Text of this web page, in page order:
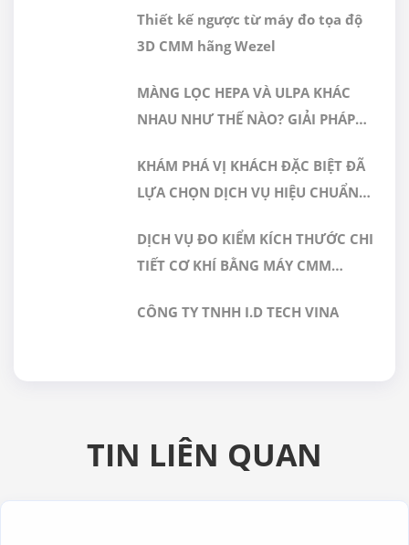
Thiết kế ngược từ máy đo tọa độ
3D CMM hãng Wezel
MÀNG LỌC HEPA VÀ ULPA KHÁC
NHAU NHƯ THẾ NÀO? GIẢI PHÁP
DƯỢC PHẨM
KHÁM PHÁ VỊ KHÁCH ĐẶC BIỆT ĐÃ
LỰA CHỌN DỊCH VỤ HIỆU CHUẨN
DỊCH VỤ ĐO KIỂM KÍCH THƯỚC CHI
TIẾT CƠ KHÍ BẰNG MÁY CMM
VIỆT NAM
CÔNG TY TNHH I.D TECH VINA
TIN LIÊN QUAN